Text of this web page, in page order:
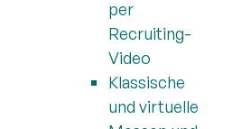
per
Recruiting-
Video
Klassische
und virtuelle